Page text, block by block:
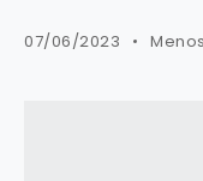
07/06/2023